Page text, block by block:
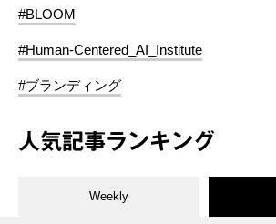
#BLOOM
#Human-Centered_AI_Institute
#ブランディング
人気記事ランキング
Weekly